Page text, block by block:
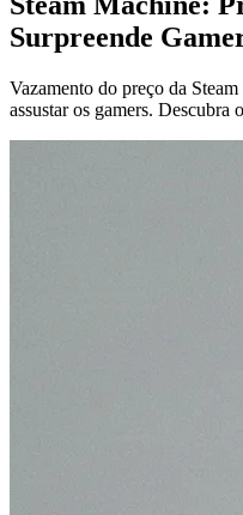
Surpreende
Vazamento do preço da
assustar os gamers. Descubra